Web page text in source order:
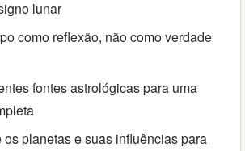
lunar
como reflexão, não como verdade
fontes astrológicas para uma
planetas e suas influências para